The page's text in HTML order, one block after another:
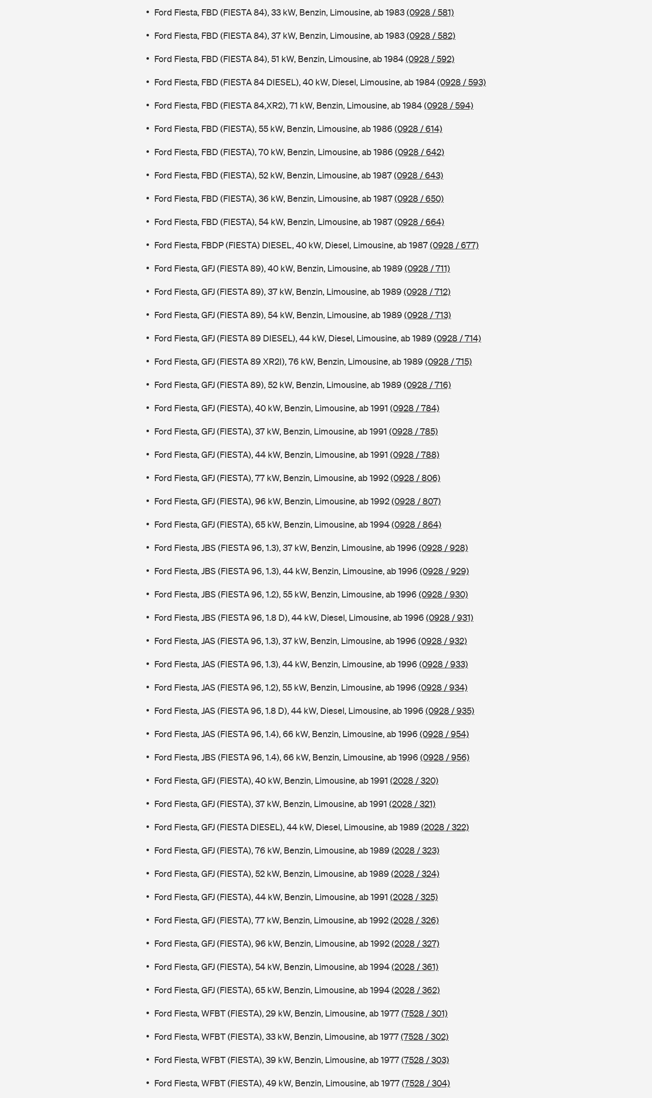
Ford Fiesta, FBD (FIESTA 84), 33 kW, Benzin, Limousine, ab 1983(0928 / 581)
Ford Fiesta, FBD (FIESTA 84), 37 kW, Benzin, Limousine, ab 1983(0928 / 582)
Ford Fiesta, FBD (FIESTA 84), 51 kW, Benzin, Limousine, ab 1984(0928 / 592)
Ford Fiesta, FBD (FIESTA 84 DIESEL), 40 kW, Diesel, Limousine, ab 1984(0928 / 593)
Ford Fiesta, FBD (FIESTA 84,XR2), 71 kW, Benzin, Limousine, ab 1984(0928 / 594)
Ford Fiesta, FBD (FIESTA), 55 kW, Benzin, Limousine, ab 1986 (0928 / 614)
Ford Fiesta, FBD (FIESTA), 70 kW, Benzin, Limousine, ab 1986 (0928 / 642)
Ford Fiesta, FBD (FIESTA), 52 kW, Benzin, Limousine, ab 1987(0928 / 643)
Ford Fiesta, FBD (FIESTA), 36 kW, Benzin, Limousine, ab 1987(0928 / 650)
Ford Fiesta, FBD (FIESTA), 54 kW, Benzin, Limousine, ab 1987(0928 / 664)
Ford Fiesta, FBDP (FIESTA) DIESEL, 40 kW, Diesel, Limousine, ab 1987(0928 / 677)
Ford Fiesta, GFJ (FIESTA 89), 40 kW, Benzin, Limousine, ab 1989 (0928 / 711)
Ford Fiesta, GFJ (FIESTA 89), 37 kW, Benzin, Limousine, ab 1989 (0928 / 712)
Ford Fiesta, GFJ (FIESTA 89), 54 kW, Benzin, Limousine, ab 1989 (0928 / 713)
Ford Fiesta, GFJ (FIESTA 89 DIESEL), 44 kW, Diesel, Limousine, ab 1989 (0928 / 714)
Ford Fiesta, GFJ (FIESTA 89 XR2I), 76 kW, Benzin, Limousine, ab 1989 (0928 / 715)
Ford Fiesta, GFJ (FIESTA 89), 52 kW, Benzin, Limousine, ab 1989 (0928 / 716)
Ford Fiesta, GFJ (FIESTA), 40 kW, Benzin, Limousine, ab 1991 (0928 / 784)
Ford Fiesta, GFJ (FIESTA), 37 kW, Benzin, Limousine, ab 1991 (0928 / 785)
Ford Fiesta, GFJ (FIESTA), 44 kW, Benzin, Limousine, ab 1991 (0928 / 788)
Ford Fiesta, GFJ (FIESTA), 77 kW, Benzin, Limousine, ab 1992(0928 / 806)
Ford Fiesta, GFJ (FIESTA), 96 kW, Benzin, Limousine, ab 1992(0928 / 807)
Ford Fiesta, GFJ (FIESTA), 65 kW, Benzin, Limousine, ab 1994(0928 / 864)
Ford Fiesta, JBS (FIESTA 96, 1.3), 37 kW, Benzin, Limousine, ab 1996 (0928 / 928)
Ford Fiesta, JBS (FIESTA 96, 1.3), 44 kW, Benzin, Limousine, ab 1996 (0928 / 929)
Ford Fiesta, JBS (FIESTA 96, 1.2), 55 kW, Benzin, Limousine, ab 1996 (0928 / 930)
Ford Fiesta, JBS (FIESTA 96, 1.8 D), 44 kW, Diesel, Limousine, ab 1996 (0928 / 931)
Ford Fiesta, JAS (FIESTA 96, 1.3), 37 kW, Benzin, Limousine, ab 1996 (0928 / 932)
Ford Fiesta, JAS (FIESTA 96, 1.3), 44 kW, Benzin, Limousine, ab 1996 (0928 / 933)
Ford Fiesta, JAS (FIESTA 96, 1.2), 55 kW, Benzin, Limousine, ab 1996 (0928 / 934)
Ford Fiesta, JAS (FIESTA 96, 1.8 D), 44 kW, Diesel, Limousine, ab 1996 (0928 / 935)
Ford Fiesta, JAS (FIESTA 96, 1.4), 66 kW, Benzin, Limousine, ab 1996 (0928 / 954)
Ford Fiesta, JBS (FIESTA 96, 1.4), 66 kW, Benzin, Limousine, ab 1996 (0928 / 956)
Ford Fiesta, GFJ (FIESTA), 40 kW, Benzin, Limousine, ab 1991 (2028 / 320)
Ford Fiesta, GFJ (FIESTA), 37 kW, Benzin, Limousine, ab 1991 (2028 / 321)
Ford Fiesta, GFJ (FIESTA DIESEL), 44 kW, Diesel, Limousine, ab 1989 (2028 / 322)
Ford Fiesta, GFJ (FIESTA), 76 kW, Benzin, Limousine, ab 1989 (2028 / 323)
Ford Fiesta, GFJ (FIESTA), 52 kW, Benzin, Limousine, ab 1989 (2028 / 324)
Ford Fiesta, GFJ (FIESTA), 44 kW, Benzin, Limousine, ab 1991 (2028 / 325)
Ford Fiesta, GFJ (FIESTA), 77 kW, Benzin, Limousine, ab 1992(2028 / 326)
Ford Fiesta, GFJ (FIESTA), 96 kW, Benzin, Limousine, ab 1992(2028 / 327)
Ford Fiesta, GFJ (FIESTA), 54 kW, Benzin, Limousine, ab 1994(2028 / 361)
Ford Fiesta, GFJ (FIESTA), 65 kW, Benzin, Limousine, ab 1994(2028 / 362)
Ford Fiesta, WFBT (FIESTA), 29 kW, Benzin, Limousine, ab 1977(7528 / 301)
Ford Fiesta, WFBT (FIESTA), 33 kW, Benzin, Limousine, ab 1977(7528 / 302)
Ford Fiesta, WFBT (FIESTA), 39 kW, Benzin, Limousine, ab 1977(7528 / 303)
Ford Fiesta, WFBT (FIESTA), 49 kW, Benzin, Limousine, ab 1977(7528 / 304)